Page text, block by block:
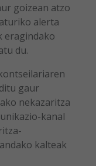
goizean atzo
alerta
eragindako
du.
gaur
nekazaritza
kanal
kalteak